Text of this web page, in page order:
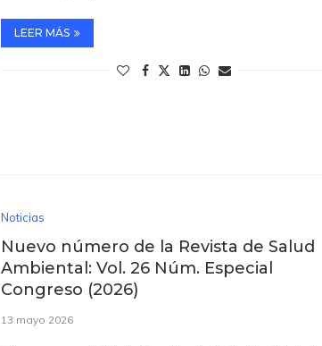
LEER MÁS
Noticias
Nuevo número de la Revista de Salud
Ambiental: Vol. 26 Núm. Especial
Congreso (2026)
13 mayo 2026